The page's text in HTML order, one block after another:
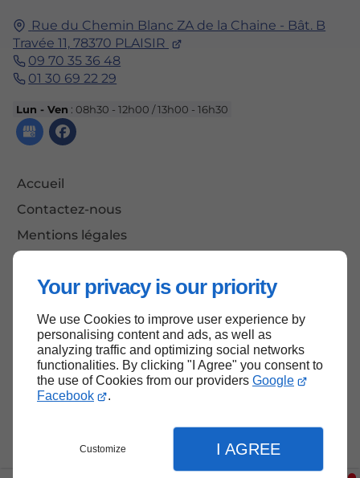
Your privacy is our priority
We use Cookies to improve user experience by
personalising content and ads, as well as
analyzing traffic and optimizing social networks
functionalities. By clicking "I Agree" you consent to
the use of Cookies from our providers Google
Facebook
.
Customize I AGREE
Rue du Chemin Blanc ZA de la Chaine - Bât. B
Travée 11, 78370 PLAISIR
09 70 35 36 48
01 30 69 22 29
Lun - Ven : 08h30 - 12h00 / 13h00 - 16h30
Accueil
Contactez-nous
Mentions légales
Haut de page